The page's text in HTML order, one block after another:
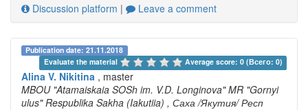
Discussion platform | Leave a comment
Publication date: 21.11.2018
Evaluate the material
Average score: 0 (Всего: 0)
Alina V. Nikitina , master
MBOU "Atamaiskaia SOSh im. V.D. Longinova" MR "Gornyi
ulus" Respublika Sakha (Iakutiia) , Саха /Якутия/ Респ